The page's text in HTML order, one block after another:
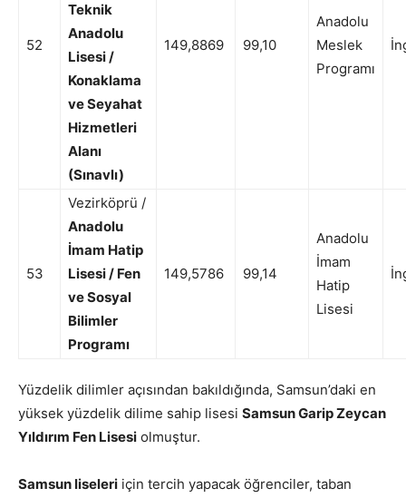
52
Teknik
Anadolu
Lisesi /
Konaklama
ve Seyahat
Hizmetleri
Alanı
(Sınavlı)
149,8869 99,10
Anadolu
Meslek
Programı
53
Vezirköprü /
Anadolu
İmam Hatip
Lisesi / Fen
ve Sosyal
Bilimler
Programı
149,5786 99,14
Anadolu
İmam
Hatip
Lisesi
Yüzdelik dilimler açısından bakıldığında, Samsun’daki en
yüksek yüzdelik dilime sahip lisesi Samsun Garip Zeycan
Yıldırım Fen Lisesi olmuştur.
Samsun liseleri için tercih yapacak öğrenciler, taban